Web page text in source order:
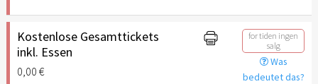
Kostenlose Gesamttickets
inkl. Essen
0,00 €
for tiden ingen
salg
Was
bedeutet das?